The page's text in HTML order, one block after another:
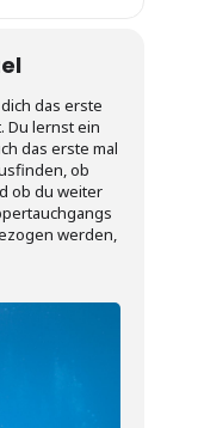
das erste
Du lernst ein
das erste mal
ob
ob du weiter
werden,